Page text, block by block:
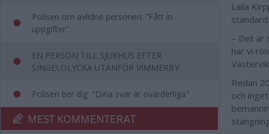
Polisen om avlidne personen: ”Fått in
uppgifter”
EN PERSON TILL SJUKHUS EFTER
SINGELOLYCKA UTANFÖR VIMMERBY
Polisen ber dig: "Dina svar är ovärderliga"
MEST KOMMENTERAT
Laila
standard.
– Det är
har vi
Redan
och